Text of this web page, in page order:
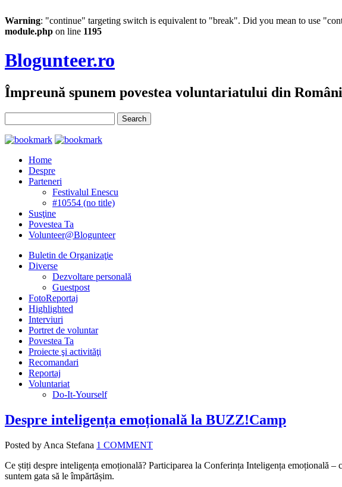
Warning: "continue" targeting switch is equivalent to "break". Did you mean to use
module.php on line 1195
Blogunteer.ro
Împreună spunem povestea voluntariatului din
Home
Despre
Parteneri
Festivalul Enescu
#10554 (no title)
Susţine
Povestea Ta
Volunteer@Blogunteer
Buletin de Organizaţie
Diverse
Dezvoltare personală
Guestpost
FotoReportaj
Highlighted
Interviuri
Portret de voluntar
Povestea Ta
Proiecte şi activităţi
Recomandari
Reportaj
Voluntariat
Do-It-Yourself
Despre inteligența emoțională la BUZZ!Camp
Posted by Anca Stefana 1 COMMENT
Ce știți despre inteligența emoțională? Participarea la Conferința Inteligența emoțională
suntem gata să le împărtășim.